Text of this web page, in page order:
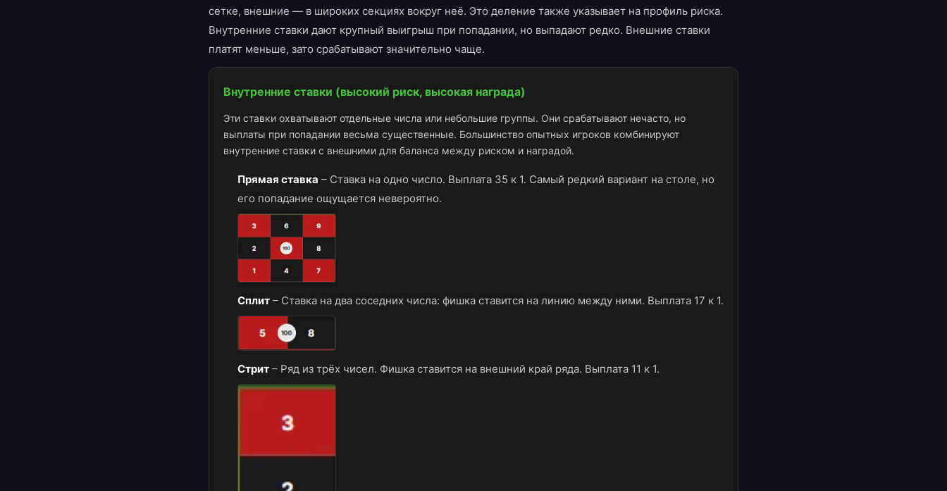
сетке, внешние — в широких секциях вокруг неё. Это деление также указывает на профиль риска.
Внутренние ставки дают крупный выигрыш при попадании, но выпадают редко. Внешние ставки
платят меньше, зато срабатывают значительно чаще.
Внутренние ставки (высокий риск, высокая награда)
Эти ставки охватывают отдельные числа или небольшие группы. Они срабатывают нечасто, но
выплаты при попадании весьма существенные. Большинство опытных игроков комбинируют
внутренние ставки с внешними для баланса между риском и наградой.
Прямая ставка – Ставка на одно число. Выплата 35 к 1. Самый редкий вариант на столе, но
его попадание ощущается невероятно.
Сплит – Ставка на два соседних числа: фишка ставится на линию между ними. Выплата 17 к 1.
Стрит – Ряд из трёх чисел. Фишка ставится на внешний край ряда. Выплата 11 к 1.